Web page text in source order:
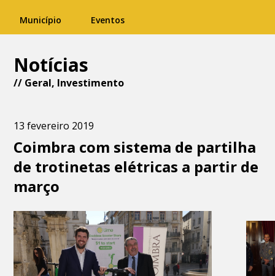
Município Eventos
Notícias
// Geral, Investimento
13 fevereiro 2019
Coimbra com sistema de partilha
de trotinetas elétricas a partir de
março